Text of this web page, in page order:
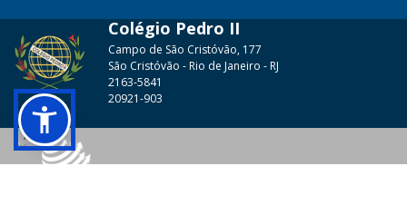
Colégio Pedro II
Campo de São Cristóvão, 177
São Cristóvão - Rio de Janeiro - RJ
2163-5841
20921-903